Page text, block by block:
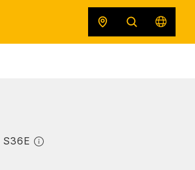
ORIGINAL EQUIPMENT
SAFETY DATA SHEETS
S36E